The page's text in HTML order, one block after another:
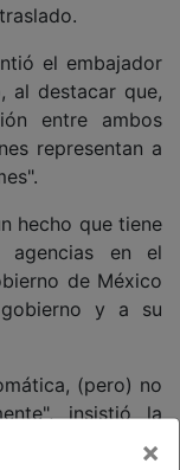
×
el embajador
al destacar que,
entre ambos
representan a
hecho que tiene
en el
de México
y a su
(pero) no
insistió la